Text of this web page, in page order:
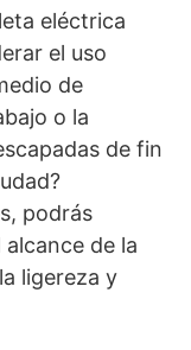
eléctrica
el uso
de
o la
de fin
podrás
de la
ligereza y